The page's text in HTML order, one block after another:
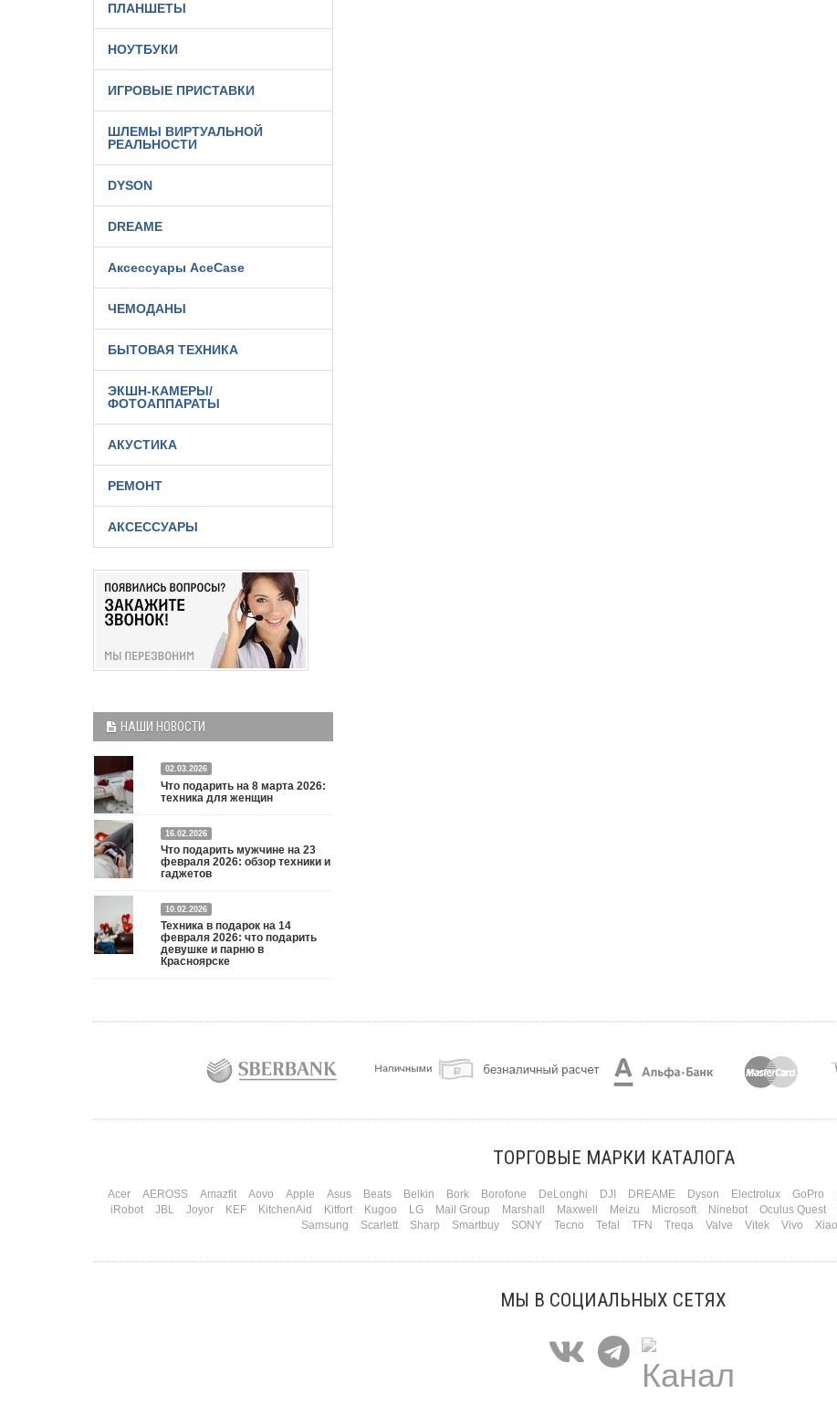
ПЛАНШЕТЫ
НОУТБУКИ
ИГРОВЫЕ ПРИСТАВКИ
ШЛЕМЫ ВИРТУАЛЬНОЙ
РЕАЛЬНОСТИ
DYSON
DREAME
Аксессуары AceCase
ЧЕМОДАНЫ
БЫТОВАЯ ТЕХНИКА
ЭКШН-КАМЕРЫ/
ФОТОАППАРАТЫ
АКУСТИКА
РЕМОНТ
АКСЕССУАРЫ
НАШИ НОВОСТИ
02.03.2026
Что подарить на 8 марта 2026:
техника для женщин
Что подарить на 8 марта 2026: техника для
женщин
Подробнее
16.02.2026
Что подарить мужчине на 23
февраля 2026: обзор техники и
гаджетов
Двадцать третье февраля — праздник, на который
мужчины делают вид, что им все равно. А потом
три дня рассказывают коллегам, какую колонку /
приставку / камеру им подарили. Не верьте
словам — верьте глазам, которые загораются при
10.02.2026
Техника в подарок на 14
февраля 2026: что подарить
девушке и парню в
Красноярске
коллеги скидываются «на что-нибудь мужское» к
самый коварный: дарить нужно обоим, а
промахнуться нельзя ни с одним
ТОРГОВЫЕ МАРКИ КАТАЛОГА
Acer AEROSS Amazfit Aovo Apple Asus Beats Belkin Bork Borofone DeLonghi DJI DREAME Dyson Electrolux GoPro
iRobot
JBL Joyor KEF KitchenAid Kitfort Kugoo LG Mail Group Marshall Maxwell Meizu Microsoft Ninebot Oculus Quest
Samsung
Scarlett Sharp Smartbuy SONY Tecno Tefal TFN Treqa Valve Vitek Vivo
МЫ В СОЦИАЛЬНЫХ СЕТЯХ